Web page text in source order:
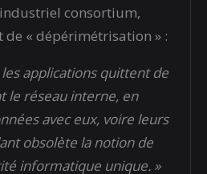
consortium,
« dépérimétrisation » :
applications quittent de
le réseau interne, en
avec eux, voire leurs
obsolète la notion de
informatique unique. »